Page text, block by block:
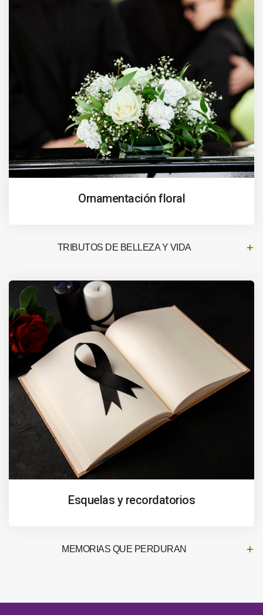
Ornamentación floral
TRIBUTOS DE BELLEZA Y VIDA
Esquelas y recordatorios
MEMORIAS QUE PERDURAN